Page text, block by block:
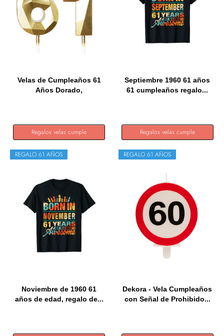
Velas de Cumpleaños 61
Años Dorado,
Regalos velas cumple
Septiembre 1960 61 años
61 cumpleaños regalo...
Regalos velas cumple
REGALO 61 AÑOS
Noviembre de 1960 61
años de edad, regalo de...
REGALO 61 AÑOS
Dekora - Vela Cumpleaños
con Señal de Prohibido...